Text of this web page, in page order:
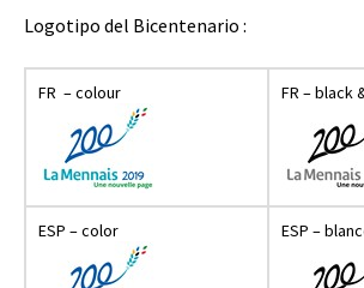
Logotipo del Bicentenario :
FR – colour FR – black
ESP – color ESP –